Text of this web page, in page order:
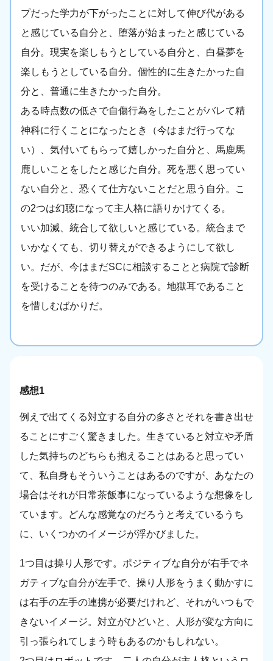
プだった学力が下がったことに対して伸び代がある
と感じている自分と、堕落が始まったと感じている
自分。現実を楽しもうとしている自分と、白昼夢を
楽しもうとしている自分。個性的に生きたかった自
分と、普通に生きたかった自分。
ある時点数の低さで自傷行為をしたことがバレて精
神科に行くことになったとき（今はまだ行ってな
い）、気付いてもらって嬉しかった自分と、馬鹿馬
鹿しいことをしたと感じた自分。死を悪く思ってい
ない自分と、恐くて仕方ないことだと思う自分。こ
の2つは幻聴になって主人格に語りかけてくる。
いい加減、統合して欲しいと感じている。統合まで
いかなくても、切り替えができるようにして欲し
い。だが、今はまだSCに相談することと病院で診断
を受けることを待つのみである。地獄耳であること
を惜しむばかりだ。
感想1
例えで出てくる対立する自分の多さとそれを書き出せ
ることにすごく驚きました。生きていると対立や矛盾
した気持ちのどちらも抱えることはあると思ってい
て、私自身もそういうことはあるのですが、あなたの
場合はそれが日常茶飯事になっているような想像をし
ています。どんな感覚なのだろうと考えているうち
に、いくつかのイメージが浮かびました。
1つ目は操り人形です。ポジティブな自分が右手でネ
ガティブな自分が左手で、操り人形をうまく動かすに
は右手の左手の連携が必要だけれど、それがいつもで
きないイメージ。対立がひどいと、人形が変な方向に
引っ張られてしまう時もあるのかもしれない。